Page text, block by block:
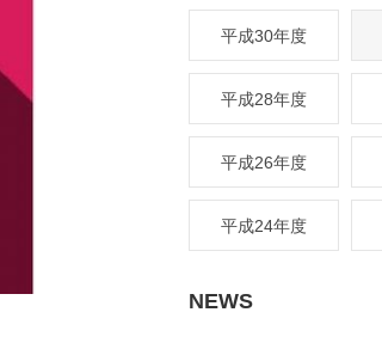
平成30年度
平成28年度
平成26年度
平成24年度
NEWS